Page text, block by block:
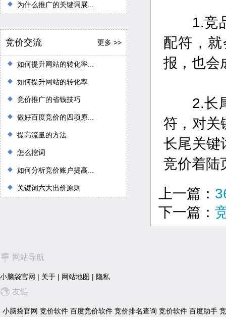
为什么推广的关键词展...
竞价交流 更多 >>
如何提升网站的转化率...
如何提升网站的转化率
竞价推广的省钱技巧
做好百度竞价的四项原...
提高流量的方法
怎么挖词
如何分析竞价账户提高...
关键词六大出价原则
1.竞品
配符，
报，也会
2.长尾
符，对关
长尾关键
竞价着陆
上一篇：
下一篇：
网站导航
小脑袋官网 | 关于 | 网站地图 | 隐私
友链
小脑袋官网 竞价软件 百度竞价软件 竞价排名查询 竞价软件 百度助手